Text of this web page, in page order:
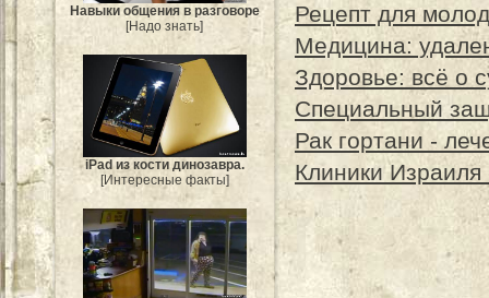
Навыки общения в разговоре
[Надо знать]
iPad из кости динозавра.
[Интересные факты]
Рецепт для
Медицина:
Здоровье: всё о
Специальный
Рак гортани -
Клиники